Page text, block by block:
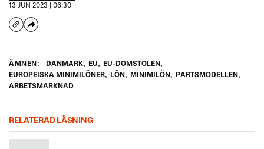
13 JUN 2023 | 06:30
ÄMNEN: DANMARK, EU, EU-DOMSTOLEN,
EUROPEISKA MINIMILÖNER, LÖN, MINIMILÖN, PARTSMODELLEN,
ARBETSMARKNAD
RELATERAD LÄSNING